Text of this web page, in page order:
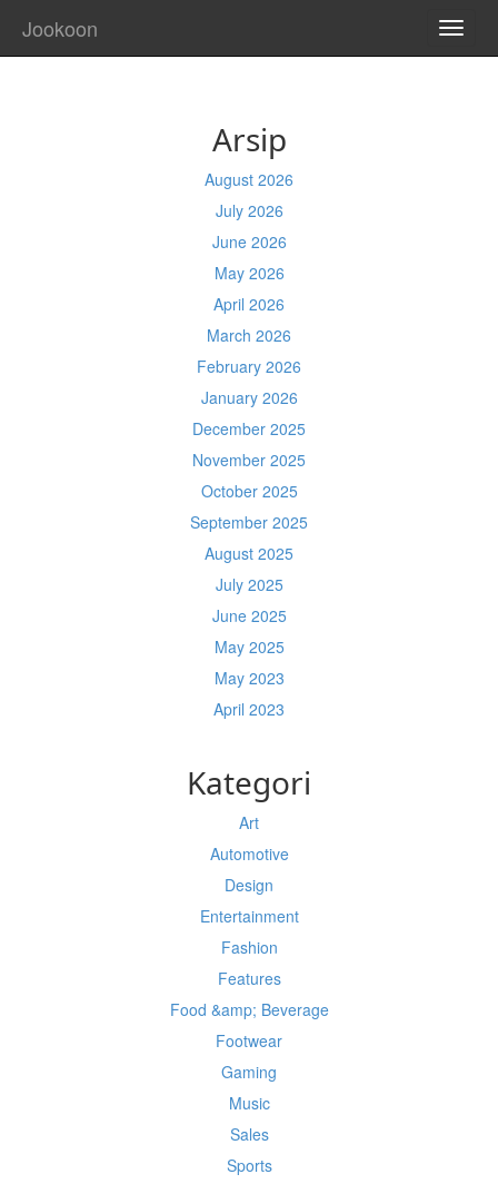
Jookoon
Arsip
August 2026
July 2026
June 2026
May 2026
April 2026
March 2026
February 2026
January 2026
December 2025
November 2025
October 2025
September 2025
August 2025
July 2025
June 2025
May 2025
May 2023
April 2023
Kategori
Art
Automotive
Design
Entertainment
Fashion
Features
Food &amp; Beverage
Footwear
Gaming
Music
Sales
Sports